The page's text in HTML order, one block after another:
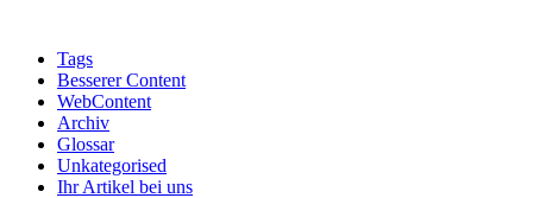
Tags
Besserer Content
WebContent
Archiv
Glossar
Unkategorised
Ihr Artikel bei uns